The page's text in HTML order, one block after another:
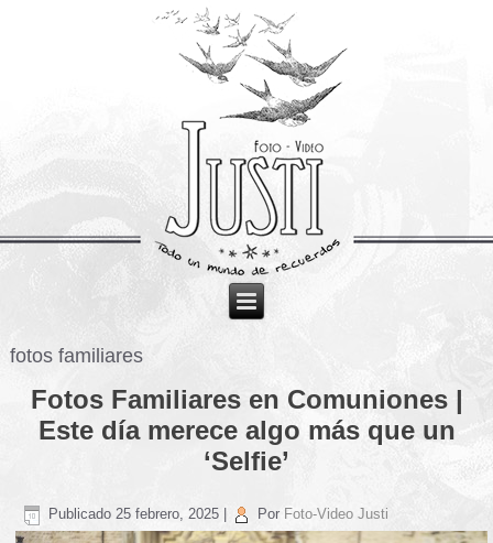
fotos familiares
Fotos Familiares en Comuniones |
Este día merece algo más que un
‘Selfie’
Publicado 25 febrero, 2025 Por Foto-Video Justi